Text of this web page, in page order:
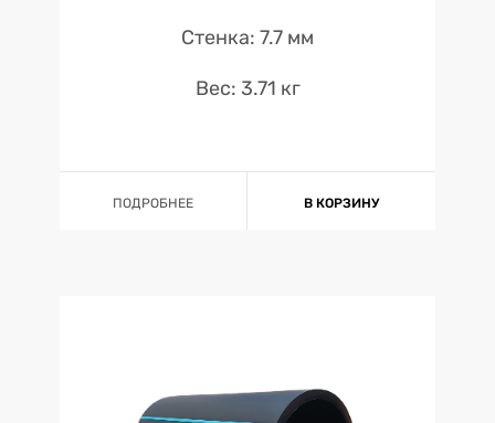
Стенка: 7.7 мм
Вес: 3.71 кг
ПОДРОБНЕЕ В КОРЗИНУ